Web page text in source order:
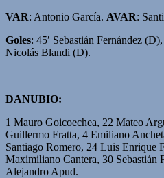
VAR: Antonio García. AVAR:
Goles: 45′ Sebastián Fernández
Nicolás Blandi (D).
DANUBIO:
1 Mauro Goicoechea, 22 Mateo
Guillermo Fratta, 4 Emiliano
Santiago Romero, 24 Luis Enrique
Maximiliano Cantera, 30 Sebastián
Alejandro Apud.